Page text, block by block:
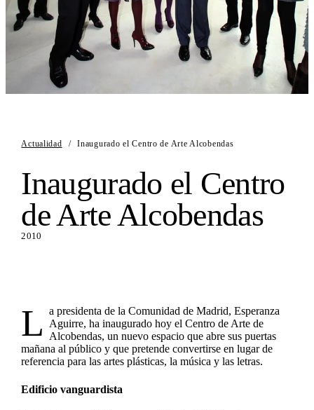
Actualidad / Inaugurado el Centro de Arte Alcobendas
Inaugurado el Centro
de Arte Alcobendas
2010
L a presidenta de la Comunidad de Madrid, Esperanza
Aguirre, ha inaugurado hoy el Centro de Arte de
Alcobendas, un nuevo espacio que abre sus puertas
mañana al público y que pretende convertirse en lugar de
referencia para las artes plásticas, la música y las letras.
Edificio vanguardista